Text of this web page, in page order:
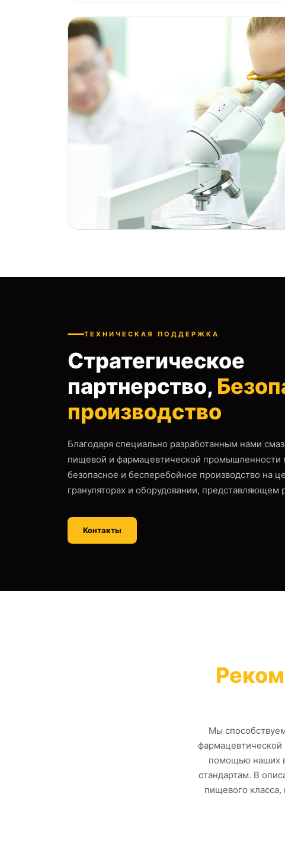
ТЕХНИЧЕСКАЯ ПОДДЕРЖКА
Стратегическое
партнерство,
производство
Благодаря специально разработанным нами
пищевой и фармацевтической промышленности
безопасное и бесперебойное производство на
грануляторах и оборудовании, представляющем
Контакты
Мы
фармацевтической
помощью наших
стандартам. В
пищевого